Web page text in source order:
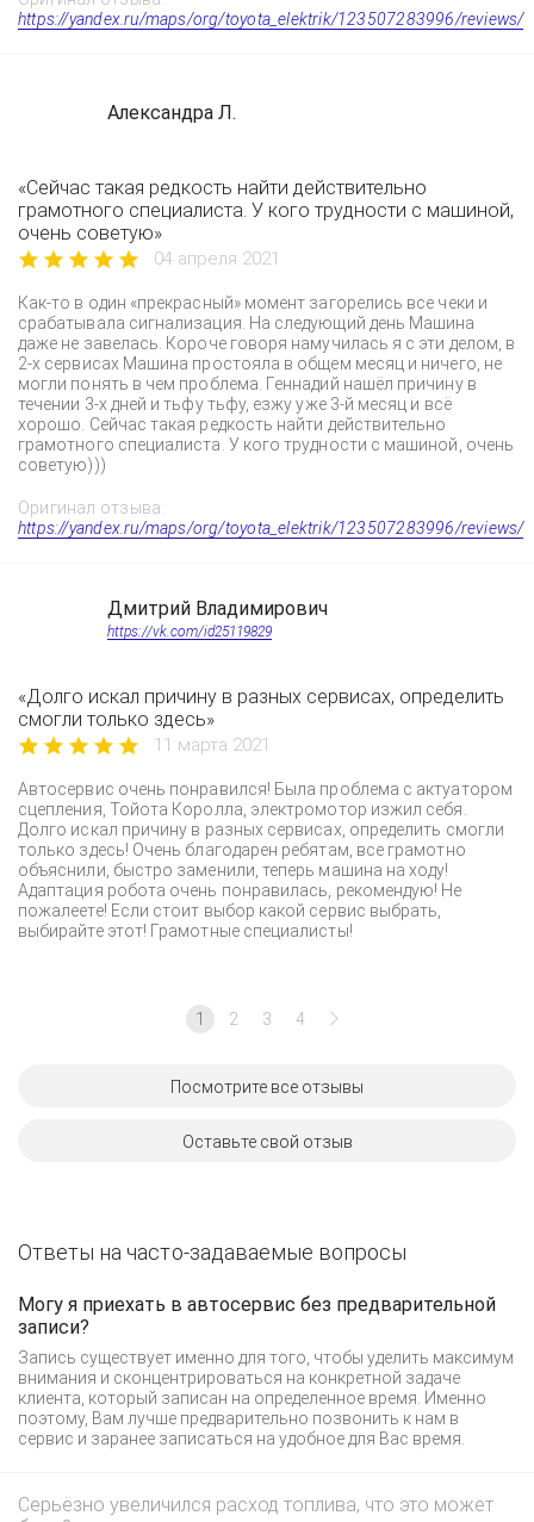
https://yandex.ru/maps/org/toyota_elektrik/123507283996/reviews/
Александра Л.
«Сейчас такая редкость найти действительно
грамотного специалиста. У кого трудности с машиной,
очень советую»
04 апреля 2021
Как-то в один «прекрасный» момент загорелись все чеки и
срабатывала сигнализация. На следующий день Машина
даже не завелась. Короче говоря намучилась я с эти делом, в
2-х сервисах Машина простояла в общем месяц и ничего, не
могли понять в чем проблема. Геннадий нашёл причину в
течении 3-х дней и тьфу тьфу, езжу уже 3-й месяц и всё
хорошо. Сейчас такая редкость найти действительно
грамотного специалиста. У кого трудности с машиной, очень
советую)))
Оригинал отзыва:
https://yandex.ru/maps/org/toyota_elektrik/123507283996/reviews/
Дмитрий Владимирович
https://vk.com/id25119829
«Долго искал причину в разных сервисах, определить
смогли только здесь»
11 марта 2021
Автосервис очень понравился! Была проблема с актуатором
сцепления, Тойота Королла, электромотор изжил себя.
Долго искал причину в разных сервисах, определить смогли
только здесь! Очень благодарен ребятам, все грамотно
объяснили, быстро заменили, теперь машина на ходу!
Адаптация робота очень понравилась, рекомендую! Не
пожалеете! Если стоит выбор какой сервис выбрать,
выбирайте этот! Грамотные специалисты!
1 2 3 4
Посмотрите все отзывы
Оставьте свой отзыв
Ответы на часто-задаваемые вопросы
Могу я приехать в автосервис без предварительной
записи?
Запись существует именно для того, чтобы уделить максимум
внимания и сконцентрироваться на конкретной задаче
клиента, который записан на определенное время. Именно
поэтому, Вам лучше предварительно позвонить к нам в
сервис и заранее записаться на удобное для Вас время.
Серьёзно увеличился расход топлива, что это может